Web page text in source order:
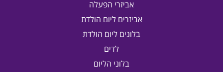
אביזרי הפעלה
אביזרים ליום הולדת
בלונים ליום הולדת
לדים
בלוני הליום